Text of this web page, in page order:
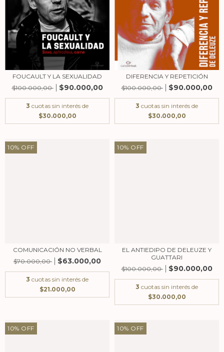
FOUCAULT Y LA SEXUALIDAD
$100.000,00
$90.000,00
3 cuotas sin interés de
$30.000,00
DIFERENCIA Y REPETICIÓN
$100.000,00
$90.000,00
3 cuotas sin interés de
$30.000,00
10% OFF
COMUNICACIÓN NO VERBAL
$70.000,00
$63.000,00
3 cuotas sin interés de
$21.000,00
10% OFF
EL ANTIEDIPO DE DELEUZE Y
GUATTARI
$100.000,00
$90.000,00
3 cuotas sin interés de
$30.000,00
10% OFF 10% OFF